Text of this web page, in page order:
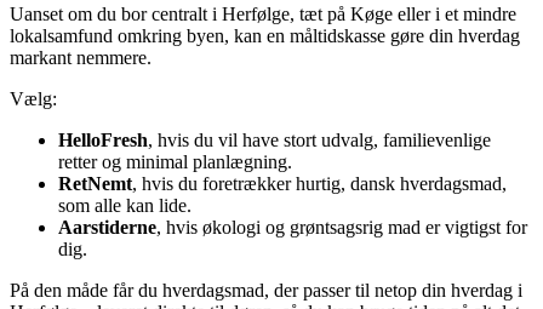
Uanset om du bor centralt i Herfølge, tæt på Køge eller i et mindre
lokalsamfund omkring byen, kan en måltidskasse gøre din hverdag
markant nemmere.
Vælg:
HelloFresh, hvis du vil have stort udvalg, familievenlige
retter og minimal planlægning.
RetNemt, hvis du foretrækker hurtig, dansk hverdagsmad,
som alle kan lide.
Aarstiderne, hvis økologi og grøntsagsrig mad er vigtigst for
dig.
På den måde får du hverdagsmad, der passer til netop din hverdag i